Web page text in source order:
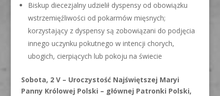
Biskup diecezjalny udzielił dyspensy od obowiązku
wstrzemięźliwości od pokarmów mięsnych;
korzystający z dyspensy są zobowiązani do podjęcia
innego uczynku pokutnego w intencji chorych,
ubogich, cierpiących lub pokoju na świecie
Sobota, 2 V – Uroczystość Najświętszej Maryi
Panny Królowej Polski – głównej Patronki Polski,